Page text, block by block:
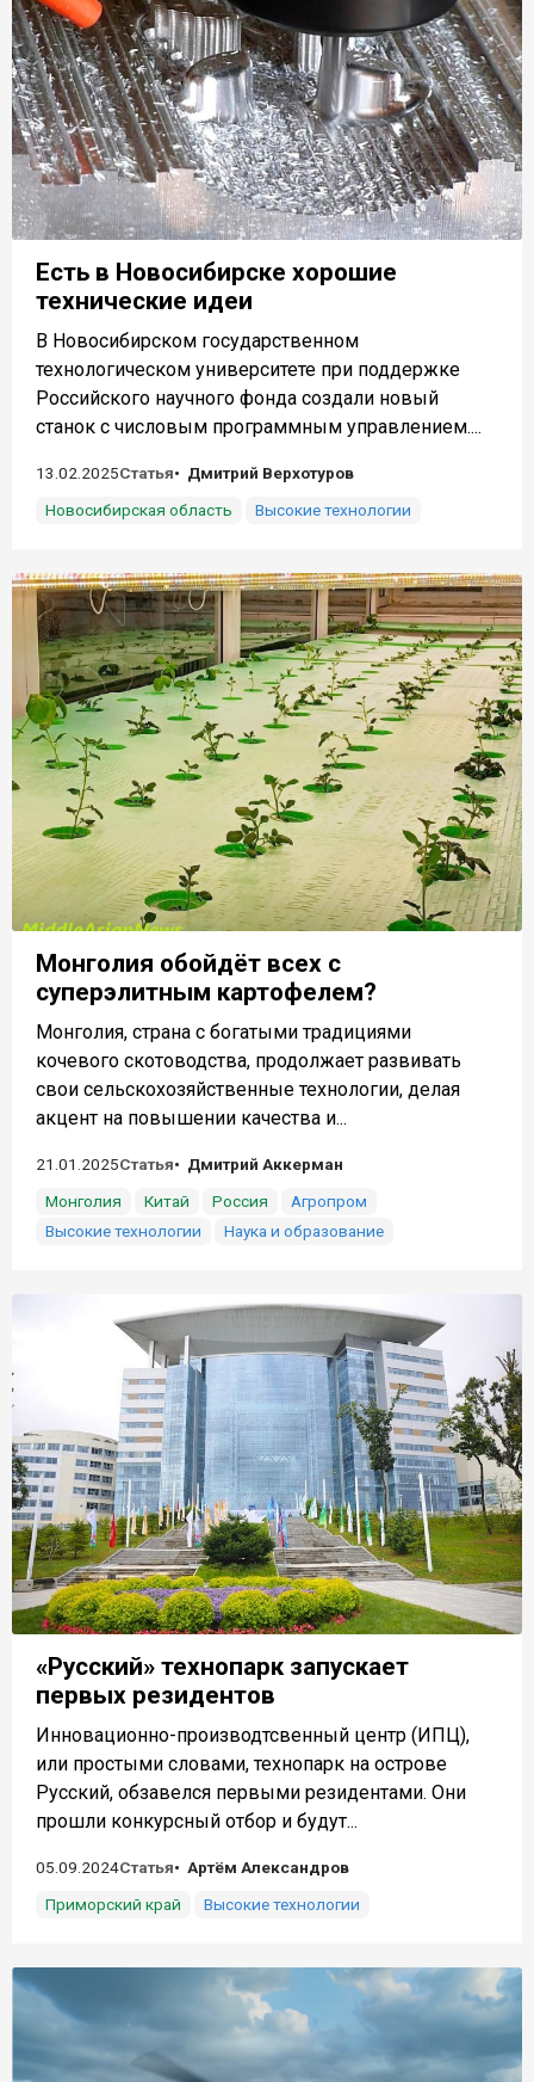
Есть в Новосибирске хорошие
технические идеи
В Новосибирском государственном
технологическом университете при поддержке
Российского научного фонда создали новый
станок с числовым программным управлением....
13.02.2025Статья
Дмитрий Верхотуров
Новосибирская область
Высокие технологии
Монголия обойдёт всех с
суперэлитным картофелем?
Монголия, страна с богатыми традициями
кочевого скотоводства, продолжает развивать
свои сельскохозяйственные технологии, делая
акцент на повышении качества и...
21.01.2025Статья
Дмитрий Аккерман
Монголия
Китай Россия
Агропром
Высокие технологии
Наука и образование
«Русский» технопарк запускает
первых резидентов
Инновационно-производтсвенный центр (ИПЦ),
или простыми словами, технопарк на острове
Русский, обзавелся первыми резидентами. Они
прошли конкурсный отбор и будут...
05.09.2024Статья
Артём Александров
Приморский край
Высокие технологии